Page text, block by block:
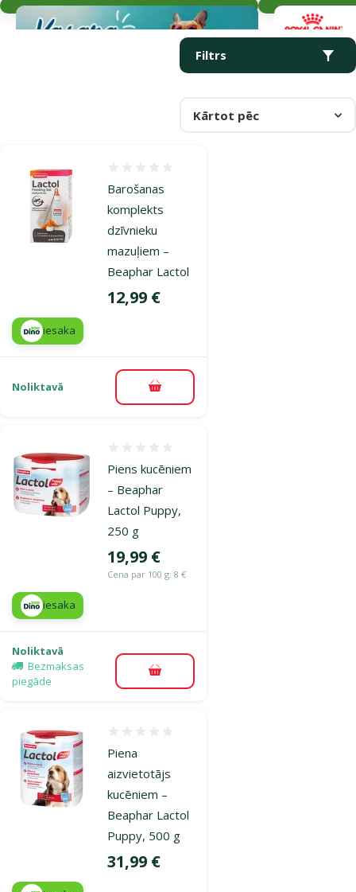
Filtrs
Kārtot pēc
Produkti kategorijā Barošanas komplekti kucēniem
Barošanas
komplekts
dzīvnieku
mazuļiem –
Beaphar Lactol
Cena
12,99 €
iesaka
Noliktavā Pievienot grozam
Piens kucēniem
– Beaphar
Lactol Puppy,
250 g
Cena
19,99 €
Cena par 100 g: 8 €
iesaka
Noliktavā
Bezmaksas
piegāde
Pievienot grozam
Piena
aizvietotājs
kucēniem –
Beaphar Lactol
Puppy, 500 g
Cena
31,99 €